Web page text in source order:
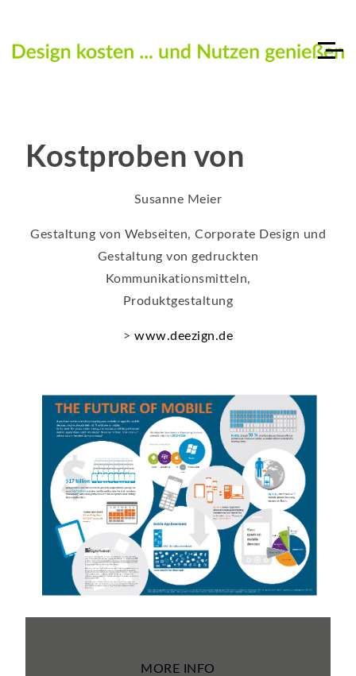
Kostproben von
Susanne Meier
Gestaltung von Webseiten, Corporate Design und
Gestaltung von gedruckten
Kommunikationsmitteln,
Produktgestaltung
> www.deezign.de
MORE INFO